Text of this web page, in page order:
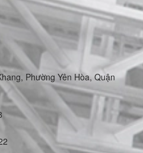
Phường Yên Hòa, Quận